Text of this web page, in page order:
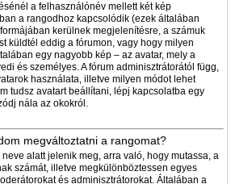
a felhasználónév mellett két kép
a rangodhoz kapcsolódik (ezek általában
kerülnek megjelenítésre, a számuk
küldtél eddig a fórumon, vagy hogy milyen
egy nagyobb kép – az avatar, mely a
és személyes. A fórum adminisztrátorától függ,
használata, illetve milyen módot lehet
tudsz avatart beállítani, lépj kapcsolatba egy
nála az okokról.
megváltoztatni a rangomat?
alatt jelenik meg, arra való, hogy mutassa, a
számát, illetve megkülönböztessen egyes
és adminisztrátorokat. Általában a